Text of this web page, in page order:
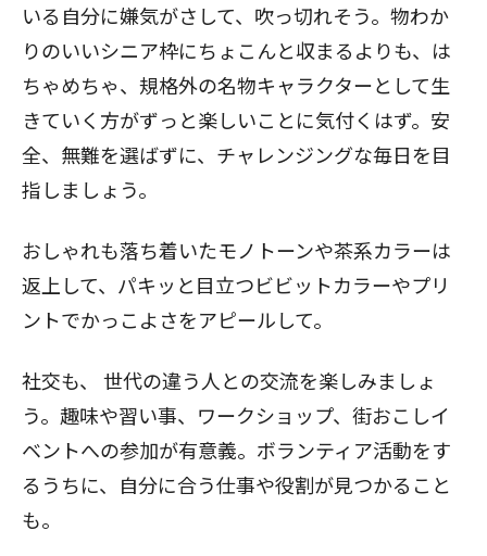
いる自分に嫌気がさして、吹っ切れそう。物わか
りのいいシニア枠にちょこんと収まるよりも、は
ちゃめちゃ、規格外の名物キャラクターとして生
きていく方がずっと楽しいことに気付くはず。安
全、無難を選ばずに、チャレンジングな毎日を目
指しましょう。
おしゃれも落ち着いたモノトーンや茶系カラーは
返上して、パキッと目立つビビットカラーやプリ
ントでかっこよさをアピールして。
社交も、
世代の違う人との交流を楽しみましょ
う。趣味や習い事、ワークショップ、街おこしイ
ベントへの参加が有意義。ボランティア活動をす
るうちに、自分に合う仕事や役割が見つかること
も。